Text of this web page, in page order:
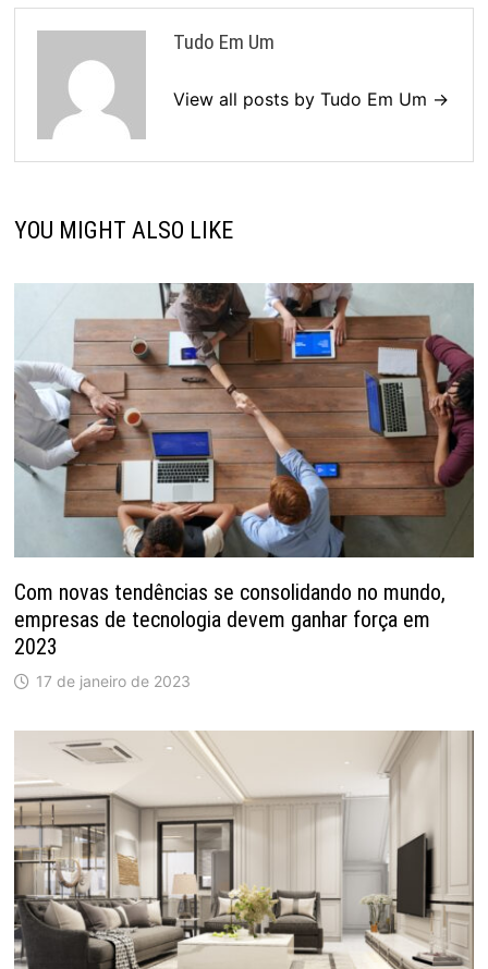
Tudo Em Um
View all posts by Tudo Em Um →
YOU MIGHT ALSO LIKE
Com novas tendências se consolidando no mundo,
empresas de tecnologia devem ganhar força em
2023
17 de janeiro de 2023